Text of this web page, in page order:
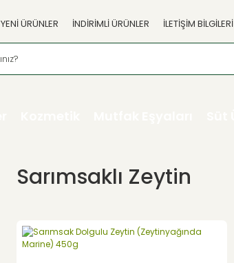
YENİ ÜRÜNLER İNDİRİMLİ ÜRÜNLER İLETİŞİM BİLGİLERİ
Sarımsaklı Zeytin